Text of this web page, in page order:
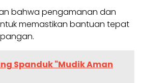
bahwa pengamanan dan
memastikan bantuan tepat
Spanduk "Mudik Aman